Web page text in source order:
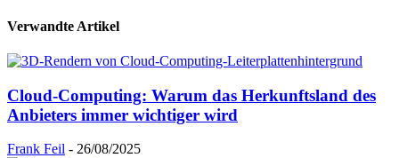
Verwandte Artikel
Cloud-Computing: Warum das Herkunftsland des
Anbieters immer wichtiger wird
Frank Feil - 26/08/2025